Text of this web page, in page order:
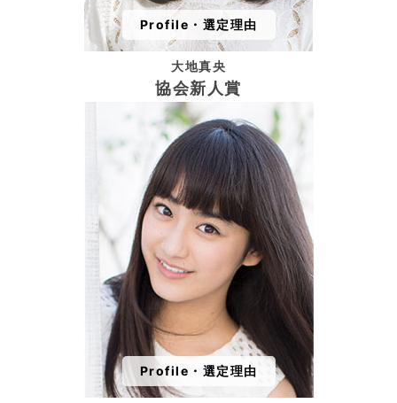
Profile・選定理由
大地真央
協会新人賞
Profile・選定理由